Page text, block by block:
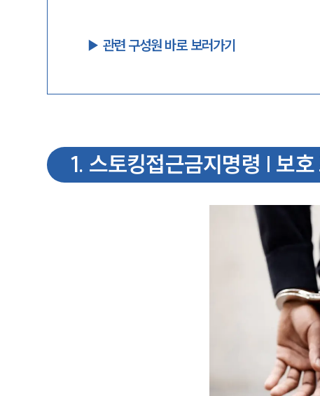
▶︎ 관련 구성원 바로 보러가기
1. 스토킹접근금지명령 | 보호